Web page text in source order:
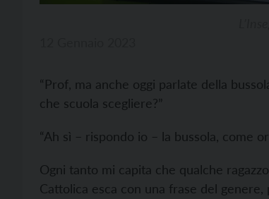
“Prof, ma anche oggi parlate della
che scuola scegliere?”
“Ah sì – rispondo io – la bussola, come
Ogni tanto mi capita che qualche
Cattolica esca con una frase del